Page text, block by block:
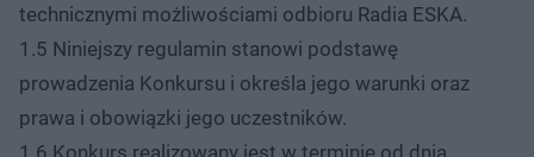
technicznymi możliwościami odbioru Radia ESKA.
1.5 Niniejszy regulamin stanowi podstawę
prowadzenia Konkursu i określa jego warunki oraz
prawa i obowiązki jego uczestników.
1.6 Konkurs realizowany jest w terminie od dnia